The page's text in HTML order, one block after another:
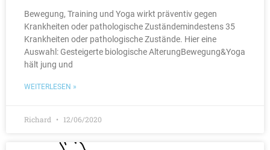
Bewegung, Training und Yoga wirkt präventiv gegen
Krankheiten oder pathologische Zuständemindestens 35
Krankheiten oder pathologische Zustände. Hier eine
Auswahl: Gesteigerte biologische AlterungBewegung&Yoga
hält jung und
WEITERLESEN »
Richard 12/06/2020